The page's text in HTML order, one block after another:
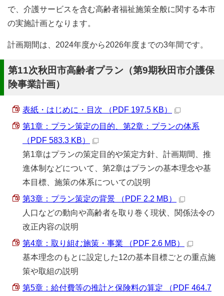
で、介護サービスを含む高齢者福祉施策全般に関する本市
の実施計画となります。
計画期間は、2024年度から2026年度までの3年間です。
第11次秋田市高齢者プラン（第9期秋田市介護保
険事業計画）
表紙・はじめに・目次 （PDF 197.5 KB）
第1章：プラン策定の目的、第2章：プランの体系
（PDF 583.3 KB）
第1章はプランの策定目的や策定方針、計画期間、推
進体制などについて、第2章はプランの基本理念や基
本目標、施策の体系についての説明
第3章：プラン策定の背景 （PDF 2.2 MB）
人口などの動向や高齢者を取り巻く現状、関係法令の
改正内容の説明
第4章：取り組む施策・事業 （PDF 2.6 MB）
基本理念のもとに設定した12の基本目標ごとの重点施
策や取組の説明
第5章：給付費等の推計と保険料の算定 （PDF 464.7